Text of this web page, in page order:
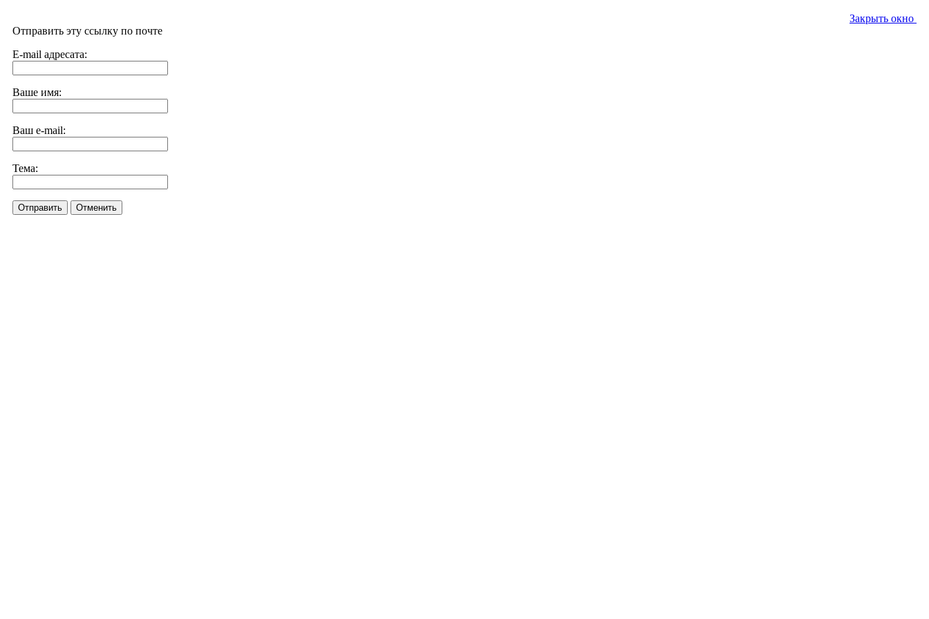
Закрыть окно
Отправить эту ссылку по почте
E-mail адресата:
Ваше имя:
Ваш e-mail:
Тема:
Отправить Отменить